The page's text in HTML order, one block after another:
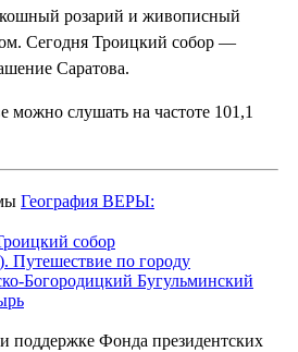
розарий и живописный
Сегодня Троицкий собор —
Саратова.
можно слушать на частоте 101,1
География ВЕРЫ:
собор
Путешествие по городу
Богородицкий Бугульминский
поддержке Фонда президентских